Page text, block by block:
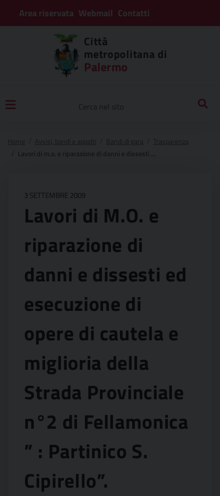
Area riservata Webmail Contatti
Città
metropolitana di
Palermo
3 SETTEMBRE 2009
Lavori di M.O. e
riparazione di
danni e dissesti ed
esecuzione di
opere di cautela e
miglioria della
Strada Provinciale
n°2 di Fellamonica
” : Partinico S.
Cipirello”.